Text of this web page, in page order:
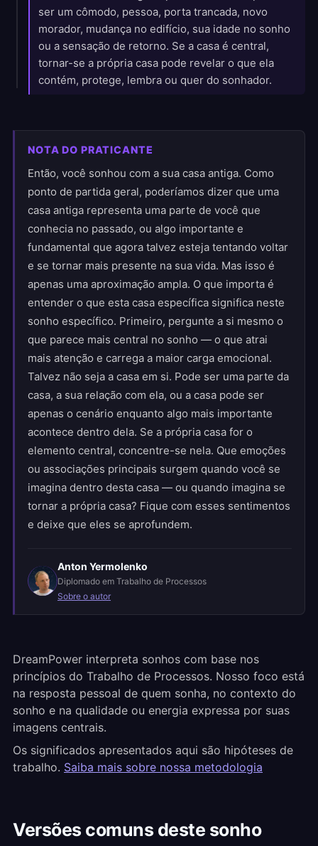
ser um cômodo, pessoa, porta trancada, novo
morador, mudança no edifício, sua idade no sonho
ou a sensação de retorno. Se a casa é central,
tornar-se a própria casa pode revelar o que ela
contém, protege, lembra ou quer do sonhador.
NOTA DO PRATICANTE
Então, você sonhou com a sua casa antiga. Como
ponto de partida geral, poderíamos dizer que uma
casa antiga representa uma parte de você que
conhecia no passado, ou algo importante e
fundamental que agora talvez esteja tentando voltar
e se tornar mais presente na sua vida. Mas isso é
apenas uma aproximação ampla. O que importa é
entender o que esta casa específica significa neste
sonho específico. Primeiro, pergunte a si mesmo o
que parece mais central no sonho — o que atrai
mais atenção e carrega a maior carga emocional.
Talvez não seja a casa em si. Pode ser uma parte da
casa, a sua relação com ela, ou a casa pode ser
apenas o cenário enquanto algo mais importante
acontece dentro dela. Se a própria casa for o
elemento central, concentre-se nela. Que emoções
ou associações principais surgem quando você se
imagina dentro desta casa — ou quando imagina se
tornar a própria casa? Fique com esses sentimentos
e deixe que eles se aprofundem.
Anton Yermolenko
Diplomado em Trabalho de Processos
Sobre o autor
DreamPower interpreta sonhos com base nos
princípios do Trabalho de Processos. Nosso foco está
na resposta pessoal de quem sonha, no contexto do
sonho e na qualidade ou energia expressa por suas
imagens centrais.
Os significados apresentados aqui são hipóteses de
trabalho. Saiba mais sobre nossa metodologia
Versões comuns deste sonho